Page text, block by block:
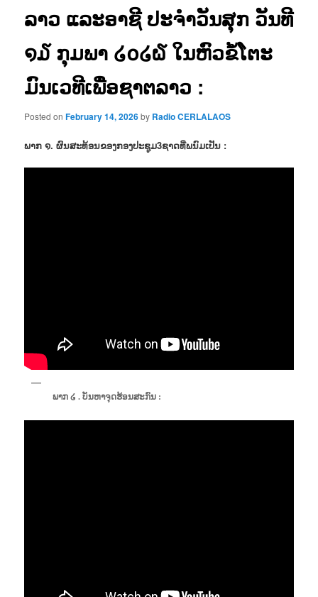
ລາວ ແລະອາຊີ ປະຈຳວັນສຸກ ວັນທີ
໑໓ ກຸມພາ ໒໐໒໖ ໃນຫົວຂໍ້ໂຕະ
ມົນເວທີເພື່ອຊາຕລາວ :
Posted onFebruary 14, 2026by Radio CERLALAOS
ພາກ ໑. ຜົນສະທ້ອນຂອງກອງປະຊູມ3ຊາດທີ່ພນົມເປັນ :
ພາກ ໒ . ບັນຫາຈຸດຮ້ອນສະກົນ :